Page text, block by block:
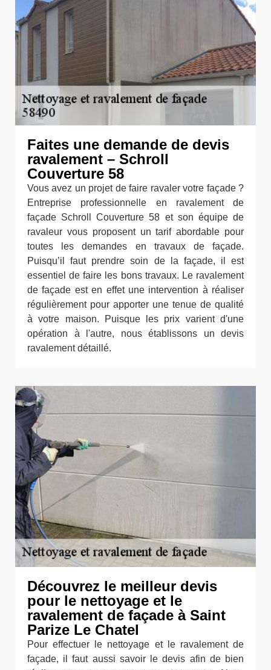
Faites une demande de devis
ravalement – Schroll
Couverture 58
Vous avez un projet de faire ravaler votre façade ?
Entreprise professionnelle en ravalement de
façade Schroll Couverture 58 et son équipe de
ravaleur vous proposent un tarif abordable pour
toutes les demandes en travaux de façade.
Puisqu’il faut prendre soin de la façade, il est
essentiel de faire les bons travaux. Le ravalement
de façade est en effet une intervention à réaliser
régulièrement pour apporter une tenue de qualité
à votre maison. Puisque les prix varient d'une
opération à l'autre, nous établissons un devis
ravalement détaillé.
Découvrez le meilleur devis
pour le nettoyage et le
ravalement de façade à Saint
Parize Le Chatel
Pour effectuer le nettoyage et le ravalement de
façade, il faut aussi savoir le devis afin de bien